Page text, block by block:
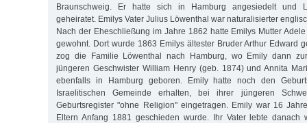
Braunschweig. Er hatte sich in Hamburg angesiedelt und
geheiratet. Emilys Vater Julius Löwenthal war naturalisierter
Nach der Eheschließung im Jahre 1862 hatte Emilys Mutter
gewohnt. Dort wurde 1863 Emilys ältester Bruder Arthur Edward
zog die Familie Löwenthal nach Hamburg, wo Emily dann
jüngeren Geschwister William Henry (geb. 1874) und Annita
ebenfalls in Hamburg geboren. Emily hatte noch den
Israelitischen Gemeinde erhalten, bei ihrer jüngeren
Geburtsregister "ohne Religion" eingetragen. Emily war 16
Eltern Anfang 1881 geschieden wurde. Ihr Vater lebte